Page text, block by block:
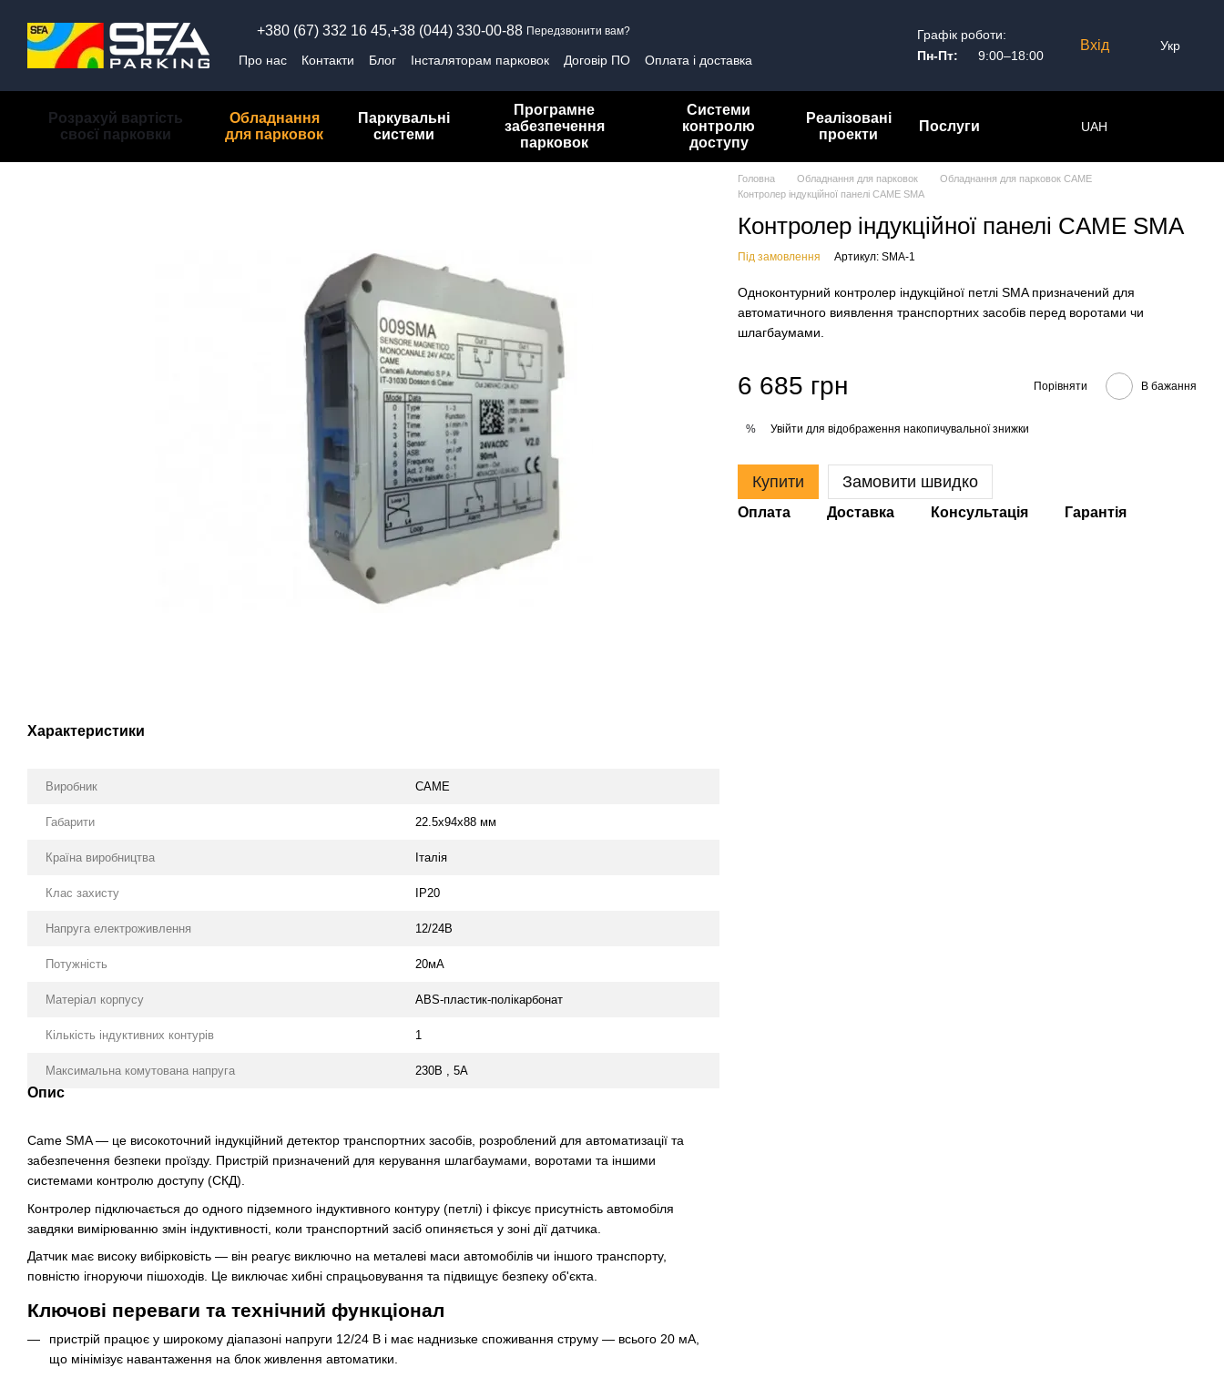
+380 (67) 332 16 45,+38 (044) 330-00-88 Передзвонити вам?
Про нас Контакти Блог Інсталяторам парковок Договір ПО
Оплата і доставка
Графік роботи:
Пн-Пт:
9:00–18:00
Вхід Укр
Розрахуй вартість
своєї парковки
Обладнання
для парковок
Паркувальні
системи
Програмне
забезпечення
парковок
Системи
контролю
доступу
Реалізовані
проекти
Послуги UAH
Характеристики
Виробник CAME
Габарити 22.5х94х88 мм
Країна виробництва Італія
Клас захисту IP20
Напруга електроживлення 12/24В
Потужність 20мА
Матеріал корпусу ABS-пластик-полікарбонат
Кількість індуктивних контурів 1
Максимальна комутована напруга 230В , 5А
Опис
Came SMA — це високоточний індукційний детектор транспортних засобів, розроблений для автоматизації та
забезпечення безпеки проїзду. Пристрій призначений для керування шлагбаумами, воротами та іншими
системами контролю доступу (СКД).
Контролер підключається до одного підземного індуктивного контуру (петлі) і фіксує присутність автомобіля
завдяки вимірюванню змін індуктивності, коли транспортний засіб опиняється у зоні дії датчика.
Датчик має високу вибірковість — він реагує виключно на металеві маси автомобілів чи іншого транспорту,
повністю ігноруючи пішоходів. Це виключає хибні спрацьовування та підвищує безпеку об'єкта.
Ключові переваги та технічний функціонал
пристрій працює у широкому діапазоні напруги 12/24 В і має наднизьке споживання струму — всього 20 мА,
що мінімізує навантаження на блок живлення автоматики.
Головна Обладнання для парковок
Обладнання для парковок CAME
Контролер індукційної панелі CAME SMA
Контролер індукційної панелі CAME SMA
Під замовлення Артикул: SMA-1
Одноконтурний контролер індукційної петлі SMA призначений для
автоматичного виявлення транспортних засобів перед воротами чи
шлагбаумами.
6 685 грн Порівняти В бажання
% Увійти для відображення накопичувальної знижки
Купити Замовити швидко
Оплата Доставка Консультація Гарантія